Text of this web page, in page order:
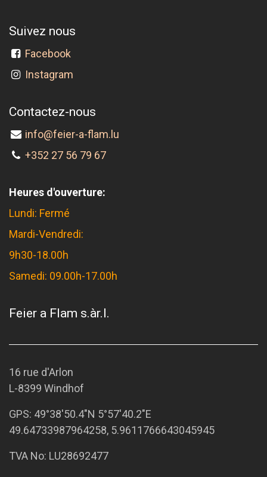
Suivez nous
Facebook
Instagram
Contactez-nous
info@feier-a-flam.lu
+352 27 56 79 67
Heures d'ouverture:
Lundi: Fermé
Mardi-Vendredi:
9h30-18.00h
Samedi: 09.00h-17.00h
Feier a Flam s.àr.l.
16 rue d'Arlon
L-8399 Windhof
GPS: 49°38'50.4"N 5°57'40.2"E
49.64733987964258, 5.9611766643045945
TVA No: LU28692477